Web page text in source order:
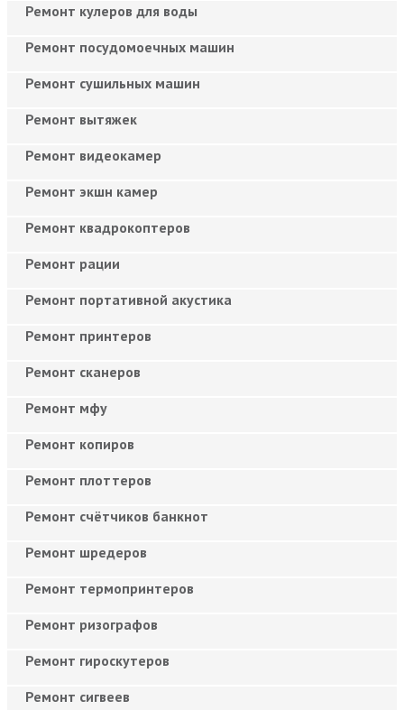
Ремонт кулеров для воды
Ремонт посудомоечных машин
Ремонт сушильных машин
Ремонт вытяжек
Ремонт видеокамер
Ремонт экшн камер
Ремонт квадрокоптеров
Ремонт рации
Ремонт портативной акустика
Ремонт принтеров
Ремонт сканеров
Ремонт мфу
Ремонт копиров
Ремонт плоттеров
Ремонт счётчиков банкнот
Ремонт шредеров
Ремонт термопринтеров
Ремонт ризографов
Ремонт гироскутеров
Ремонт сигвеев